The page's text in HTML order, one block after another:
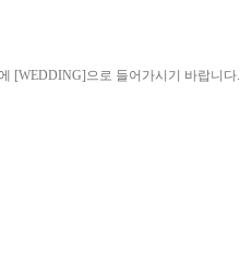
[WEDDING]으로 들어가시기 바랍니다.